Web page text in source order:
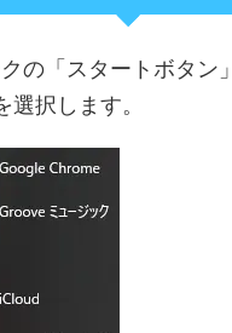
の「スタートボタン
選択します。